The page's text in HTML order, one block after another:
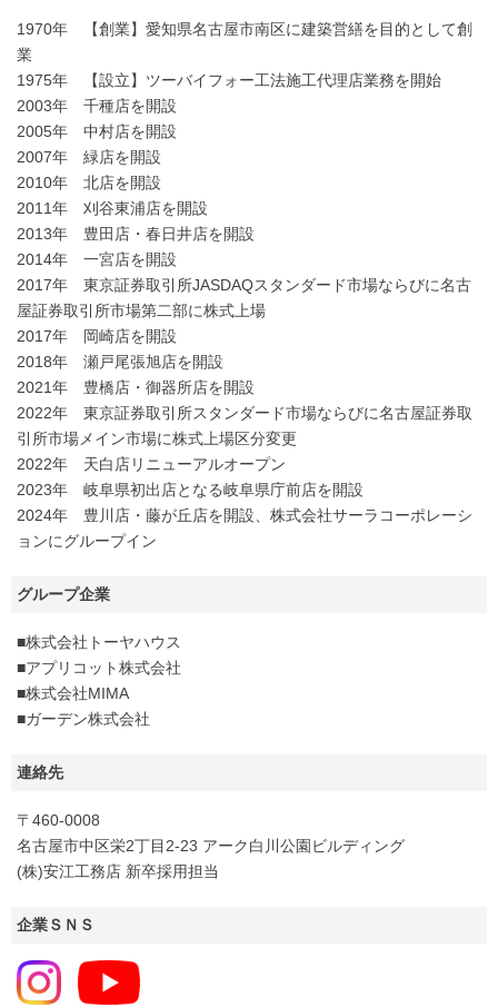
1970年 【創業】愛知県名古屋市南区に建築営繕を目的として創
業
1975年 【設立】ツーバイフォー工法施工代理店業務を開始
2003年 千種店を開設
2005年 中村店を開設
2007年 緑店を開設
2010年 北店を開設
2011年 刈谷東浦店を開設
2013年 豊田店・春日井店を開設
2014年 一宮店を開設
2017年 東京証券取引所JASDAQスタンダード市場ならびに名古
屋証券取引所市場第二部に株式上場
2017年 岡崎店を開設
2018年 瀬戸尾張旭店を開設
2021年 豊橋店・御器所店を開設
2022年 東京証券取引所スタンダード市場ならびに名古屋証券取
引所市場メイン市場に株式上場区分変更
2022年 天白店リニューアルオープン
2023年 岐阜県初出店となる岐阜県庁前店を開設
2024年 豊川店・藤が丘店を開設、株式会社サーラコーポレーシ
ョンにグループイン
グループ企業
■株式会社トーヤハウス
■アプリコット株式会社
■株式会社MIMA
■ガーデン株式会社
連絡先
〒460-0008
名古屋市中区栄2丁目2-23 アーク白川公園ビルディング
(株)安江工務店 新卒採用担当
企業ＳＮＳ